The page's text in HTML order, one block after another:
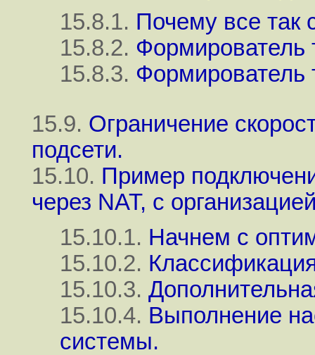
15.8.1. Почему все так
15.8.2. Формирователь
15.8.3. Формирователь
15.9. Ограничение
подсети.
15.10. Пример
через NAT, с
15.10.1. Начнем с
15.10.2.
15.10.3.
15.10.4. Выполнение
системы.